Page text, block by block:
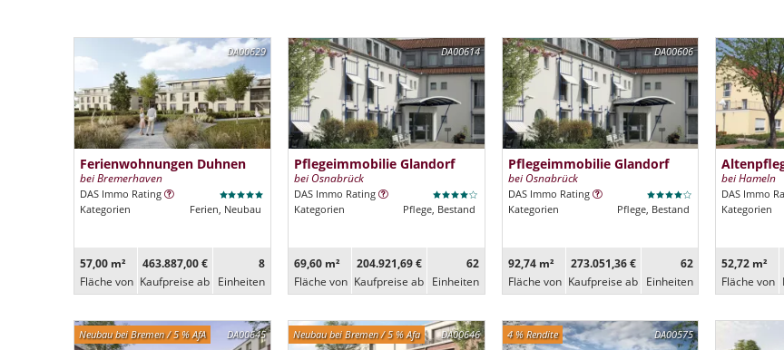
DA00629
Ferienwohnungen Duhnen
bei Bremerhaven
DAS Immo Rating
Kategorien
Ferien, Neubau
57,00 m²
Fläche von
463.887,00 €
Kaufpreise ab
8
Ein­heiten
DA00614
Pflegeimmobilie Glandorf
bei Osnabrück
DAS Immo Rating
Kategorien
Pflege, Bestand
69,60 m²
Fläche von
204.921,69 €
Kaufpreise ab
62
Ein­heiten
DA00606
Pflegeimmobilie Glandorf
bei Osnabrück
DAS Immo Rating
Kategorien
Pflege, Bestand
92,74 m²
Fläche von
273.051,36 €
Kaufpreise ab
62
Ein­heiten
bei Hameln
DAS Immo
Kategorien
52,72 m²
Fläche von
DA00645
Neubau bei Bremen / 5 % AfA DA00646
Neubau bei Bremen / 5 % Afa DA00575
4 % Rendite